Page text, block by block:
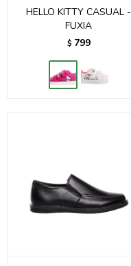
HELLO KITTY CASUAL -
FUXIA
$ 799